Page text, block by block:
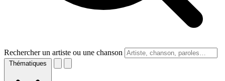
Rechercher un artiste ou une chanson
Thématiques